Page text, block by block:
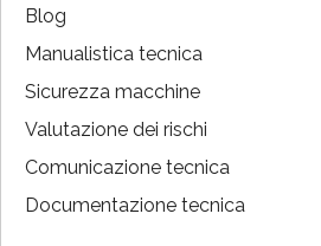
Blog
Manualistica tecnica
Sicurezza macchine
Valutazione dei rischi
Comunicazione tecnica
Documentazione tecnica